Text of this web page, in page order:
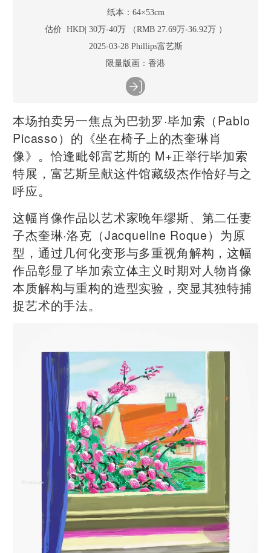
纸本：64×53cm
估价 HKD| 30万-40万 （RMB 27.69万-36.92万 ）
2025-03-28 Phillips富艺斯
限量版画：香港
本场拍卖另一焦点为巴勃罗·毕加索（Pablo
Picasso）的《坐在椅子上的杰奎琳肖
像》。恰逢毗邻富艺斯的 M+正举行毕加索
特展，富艺斯呈献这件馆藏级杰作恰好与之
呼应。
这幅肖像作品以艺术家晚年缪斯、第二任妻
子杰奎琳·洛克（Jacqueline Roque）为原
型，通过几何化变形与多重视角解构，这幅
作品彰显了毕加索立体主义时期对人物肖像
本质解构与重构的造型实验，突显其独特捕
捉艺术的手法。